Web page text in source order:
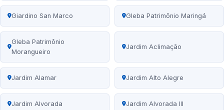
Giardino San Marco Gleba Patrimônio Maringá
Gleba Patrimônio
Morangueiro
Jardim Aclimação
Jardim Alamar Jardim Alto Alegre
Jardim Alvorada Jardim Alvorada III